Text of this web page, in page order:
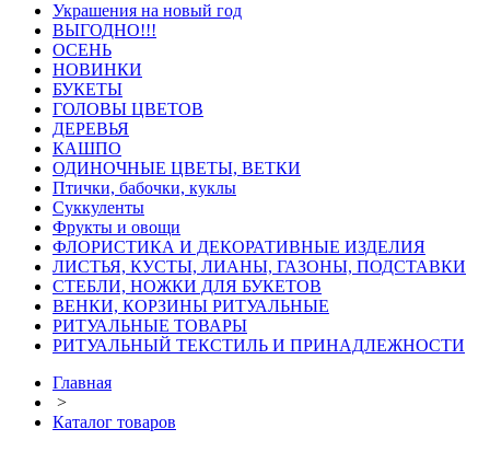
Украшения на новый год
ВЫГОДНО!!!
ОСЕНЬ
НОВИНКИ
БУКЕТЫ
ГОЛОВЫ ЦВЕТОВ
ДЕРЕВЬЯ
КАШПО
ОДИНОЧНЫЕ ЦВЕТЫ, ВЕТКИ
Птички, бабочки, куклы
Суккуленты
Фрукты и овощи
ФЛОРИСТИКА И ДЕКОРАТИВНЫЕ ИЗДЕЛИЯ
ЛИСТЬЯ, КУСТЫ, ЛИАНЫ, ГАЗОНЫ, ПОДСТАВКИ
СТЕБЛИ, НОЖКИ ДЛЯ БУКЕТОВ
ВЕНКИ, КОРЗИНЫ РИТУАЛЬНЫЕ
РИТУАЛЬНЫЕ ТОВАРЫ
РИТУАЛЬНЫЙ ТЕКСТИЛЬ И ПРИНАДЛЕЖНОСТИ
Главная
>
Каталог товаров